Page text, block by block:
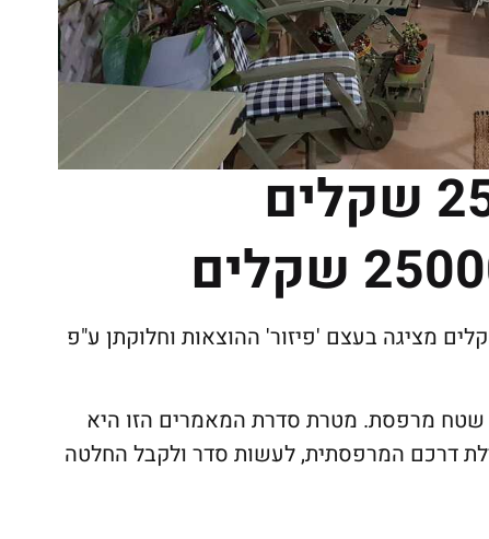
לעניין העלויות. מרפסת ב 25000 שקלים מציגה בעצם 'פיזור' ההוצאות וחלוקתן ע"פ
גם להוציא פי 10 על אותו שטח מרפסת. מטרת סדרת המאמרים הזו היא
דרכם המרפסתית, לעשות סדר ולקבל החלטה